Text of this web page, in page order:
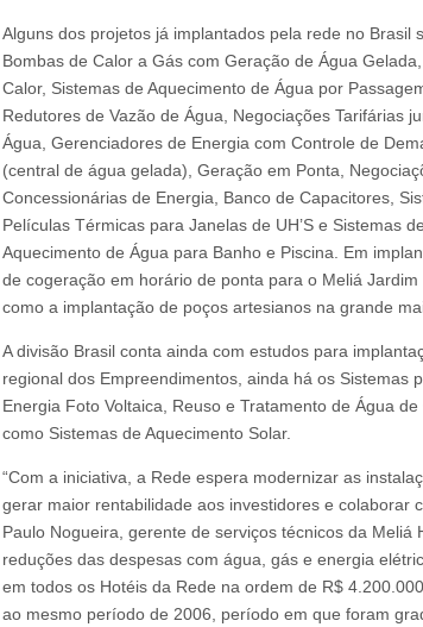
Alguns dos projetos já implantados pela rede no Brasil
Bombas de Calor a Gás com Geração de Água
Calor, Sistemas de Aquecimento de Água por
Redutores de Vazão de Água, Negociações Tarifárias
Água, Gerenciadores de Energia com Controle de
(central de água gelada), Geração em Ponta,
Concessionárias de Energia, Banco de Capacitores,
Películas Térmicas para Janelas de UH’S e Sistemas
Aquecimento de Água para Banho e Piscina. Em
de cogeração em horário de ponta para o Meliá
como a implantação de poços artesianos na grande
A divisão Brasil conta ainda com estudos para
regional dos Empreendimentos, ainda há os Sistemas
Energia Foto Voltaica, Reuso e Tratamento de Água
como Sistemas de Aquecimento Solar.
“Com a iniciativa, a Rede espera modernizar as
gerar maior rentabilidade aos investidores e colaborar
Paulo Nogueira, gerente de serviços técnicos da Meliá
reduções das despesas com água, gás e energia
em todos os Hotéis da Rede na ordem de R$
ao mesmo período de 2006, período em que foram